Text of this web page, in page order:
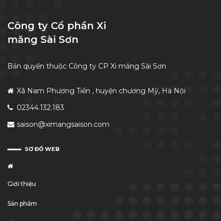
Công ty Cổ phần Xi
măng Sài Sơn
Bản quyền thuộc Công ty CP Xi măng Sài Sơn
Xã Nam Phương Tiến , huyện chương Mỹ, Hà Nội
02344.132.183
saison@ximangsaison.com
SƠ ĐỒ WEB
Giới thiệu
Sản phẩm